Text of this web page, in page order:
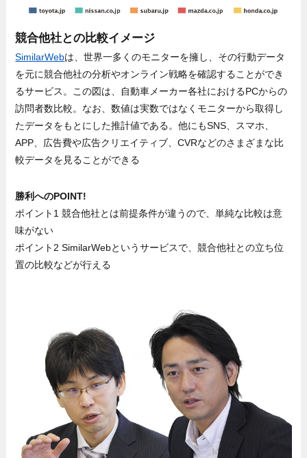
競合他社との比較イメージ
SimilarWebは、世界一多くのモニターを擁し、その行動データ
を元に競合他社の分析やオンライン戦略を確認することができ
るサービス。この図は、自動車メーカー各社におけるPCからの
訪問者数比較。なお、数値は実数ではなくモニターから取得し
たデータをもとにした推計値である。他にもSNS、スマホ、
APP、広告費や広告クリエイティブ、CVRなどのさまざまな比
較データを見ることができる
勝利へのPOINT!
ポイント1 競合他社とは前提条件が違うので、単純な比較は意
味がない
ポイント2 SimilarWebというサービスで、競合他社との立ち位
置の比較などが行える